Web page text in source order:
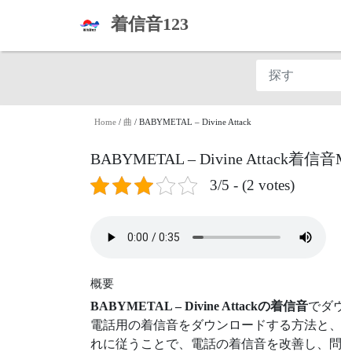
着信音123
Home / 曲 / BABYMETAL – Divine Attack
BABYMETAL – Divine Attack着信音
3/5 - (2 votes)
概要
BABYMETAL – Divine Attackの着信音でダ
電話用の着信音をダウンロードする方法と
れに従うことで、電話の着信音を改善し、